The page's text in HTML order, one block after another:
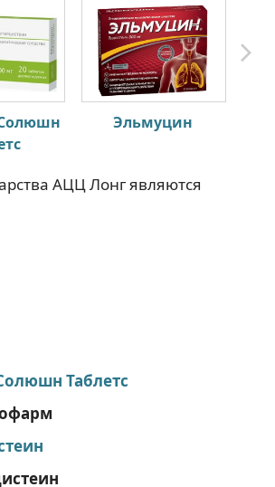
Эльмуцин
АЦЦ Лонг являются
Таблетс